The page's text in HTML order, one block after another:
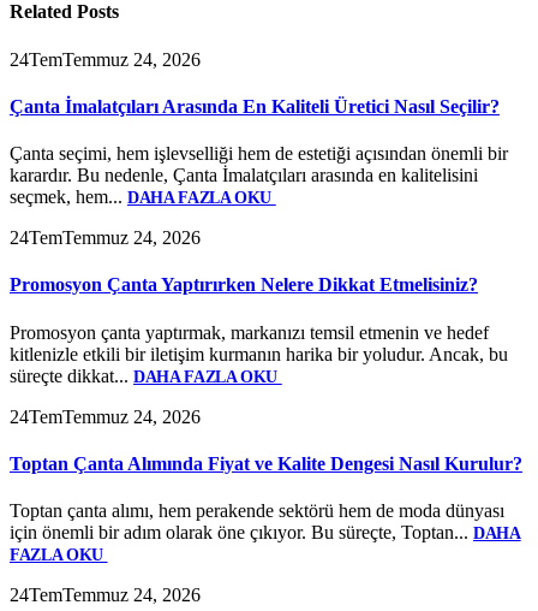
Related Posts
24TemTemmuz 24, 2026
Çanta İmalatçıları Arasında En Kaliteli Üretici Nasıl Seçilir?
Çanta seçimi, hem işlevselliği hem de estetiği açısından önemli bir
karardır. Bu nedenle, Çanta İmalatçıları arasında en kalitelisini
seçmek, hem... DAHA FAZLA OKU
24TemTemmuz 24, 2026
Promosyon Çanta Yaptırırken Nelere Dikkat Etmelisiniz?
Promosyon çanta yaptırmak, markanızı temsil etmenin ve hedef
kitlenizle etkili bir iletişim kurmanın harika bir yoludur. Ancak, bu
süreçte dikkat... DAHA FAZLA OKU
24TemTemmuz 24, 2026
Toptan Çanta Alımında Fiyat ve Kalite Dengesi Nasıl Kurulur?
Toptan çanta alımı, hem perakende sektörü hem de moda dünyası
için önemli bir adım olarak öne çıkıyor. Bu süreçte, Toptan... DAHA
FAZLA OKU
24TemTemmuz 24, 2026